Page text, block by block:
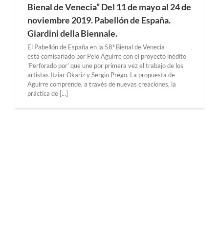
Bienal de Venecia” Del 11 de mayo al 24 de
noviembre 2019. Pabellón de España.
Giardini della Biennale.
El Pabellón de España en la 58ª Bienal de Venecia
está comisariado por Peio Aguirre con el proyecto inédito
'Perforado por' que une por primera vez el trabajo de los
artistas Itziar Okariz y Sergio Prego. La propuesta de
Aguirre comprende, a través de nuevas creaciones, la
práctica de [...]